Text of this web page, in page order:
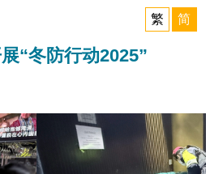
繁
简
“冬防行动2025”